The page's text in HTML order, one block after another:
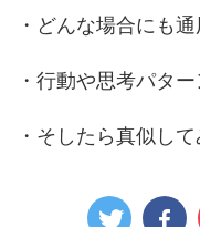
・どんな場合にも
・行動や思考パタ
・そしたら真似して